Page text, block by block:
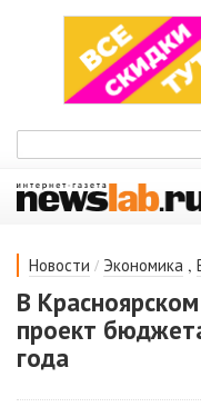
Новости / Экономика ,
В
проект
года